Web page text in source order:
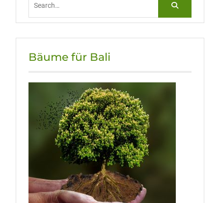
Bäume für Bali